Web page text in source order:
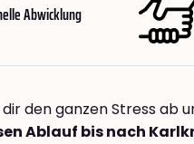
Abwicklung
den ganzen Stress ab
Ablauf bis nach